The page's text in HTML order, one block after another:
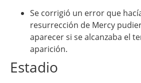
Se corrigió un error que
resurrección de Mercy
aparecer si se alcanzaba el
aparición.
Estadio